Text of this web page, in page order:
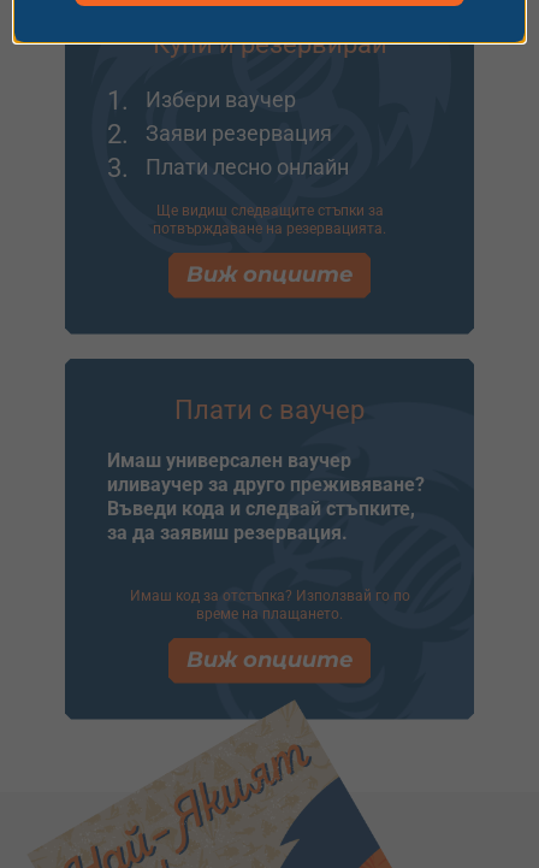
Купи и резервирай
1. Избери ваучер
2. Заяви резервация
3. Плати лесно онлайн
Ще видиш следващите стъпки за
потвърждаване на резервацията.
Виж опциите
Плати с ваучер
Имаш универсален ваучер
иливаучер за друго преживяване?
Въведи кода и следвай стъпките,
за да заявиш резервация.
Имаш код за отстъпка? Използвай го по
време на плащането.
Виж опциите